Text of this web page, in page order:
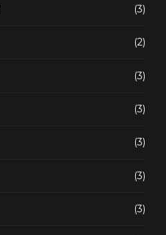
(3)
(2)
(3)
(3)
(3)
(3)
(3)